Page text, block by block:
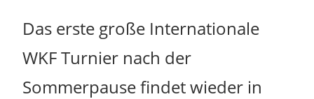
Das erste große Internationale
WKF Turnier nach der
Sommerpause findet wieder in